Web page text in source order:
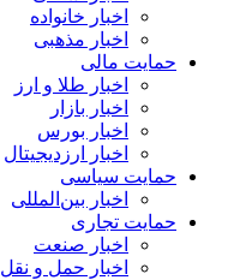
اخبار خانواده
اخبار مذهبی
حمایت مالی
اخبار طلا و ارز
اخبار بازار
اخبار بورس
اخبار ارزدیجیتال
حمایت سیاسی
اخبار بین‌المللی
حمایت تجاری
اخبار صنعت
اخبار حمل و نقل